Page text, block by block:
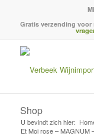
Gratis verzending voor
Shop
U bevindt zich hier:
Et Moi rose – MAGNUM